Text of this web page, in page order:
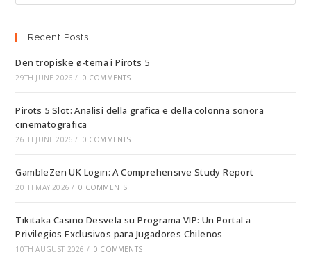
Recent Posts
Den tropiske ø-tema i Pirots 5
29TH JUNE 2026 / 0 COMMENTS
Pirots 5 Slot: Analisi della grafica e della colonna sonora
cinematografica
26TH JUNE 2026 / 0 COMMENTS
GambleZen UK Login: A Comprehensive Study Report
20TH MAY 2026 / 0 COMMENTS
Tikitaka Casino Desvela su Programa VIP: Un Portal a
Privilegios Exclusivos para Jugadores Chilenos
10TH AUGUST 2026 / 0 COMMENTS